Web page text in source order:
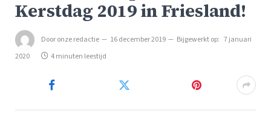
Kerstdag 2019 in Friesland!
Dooronze redactie 16 december 2019 Bijgewerkt op: 7 januari
2020
4 minuten leestijd